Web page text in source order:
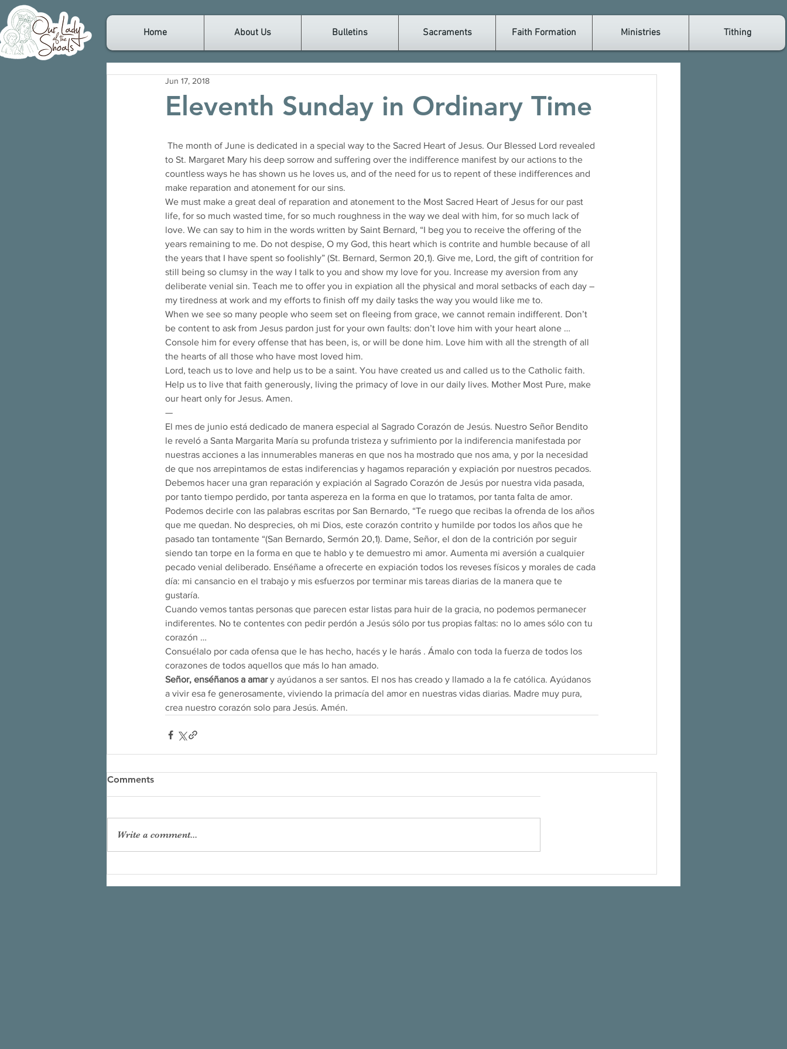
Home About Us Bulletins Sacraments Faith Formation Ministries Tithing
Eleventh Sunday in Ordinary Time
Jun 17, 2018
to St. Margaret Mary his deep sorrow and suffering over the indifference manifest by our actions to the
countless ways he has shown us he loves us, and of the need for us to repent of these indifferences and
make reparation and atonement for our sins.
We must make a great deal of reparation and atonement to the Most Sacred Heart of Jesus for our past
life, for so much wasted time, for so much roughness in the way we deal with him, for so much lack of
love. We can say to him in the words written by Saint Bernard, “I beg you to receive the offering of the
years remaining to me. Do not despise, O my God, this heart which is contrite and humble because of all
the years that I have spent so foolishly” (St. Bernard, Sermon 20,1). Give me, Lord, the gift of contrition for
still being so clumsy in the way I talk to you and show my love for you. Increase my aversion from any
deliberate venial sin. Teach me to offer you in expiation all the physical and moral setbacks of each day –
my tiredness at work and my efforts to finish off my daily tasks the way you would like me to.
When we see so many people who seem set on fleeing from grace, we cannot remain indifferent. Don’t
be content to ask from Jesus pardon just for your own faults: don’t love him with your heart alone …
Console him for every offense that has been, is, or will be done him. Love him with all the strength of all
the hearts of all those who have most loved him.
Lord, teach us to love and help us to be a saint. You have created us and called us to the Catholic faith.
Help us to live that faith generously, living the primacy of love in our daily lives. Mother Most Pure, make
our heart only for Jesus. Amen.
—
El mes de junio está dedicado de manera especial al Sagrado Corazón de Jesús. Nuestro Señor Bendito
le reveló a Santa Margarita María su profunda tristeza y sufrimiento por la indiferencia manifestada por
nuestras acciones a las innumerables maneras en que nos ha mostrado que nos ama, y ​​por la necesidad
de que nos arrepintamos de estas indiferencias y hagamos reparación y expiación por nuestros pecados.
Debemos hacer una gran reparación y expiación al Sagrado Corazón de Jesús por nuestra vida pasada,
por tanto tiempo perdido, por tanta aspereza en la forma en que lo tratamos, por tanta falta de amor.
Podemos decirle con las palabras escritas por San Bernardo, “Te ruego que recibas la ofrenda de los años
que me quedan. No desprecies, oh mi Dios, este corazón contrito y humilde por todos los años que he
pasado tan tontamente “(San Bernardo, Sermón 20,1). Dame, Señor, el don de la contrición por seguir
siendo tan torpe en la forma en que te hablo y te demuestro mi amor. Aumenta mi aversión a cualquier
pecado venial deliberado. Enséñame a ofrecerte en expiación todos los reveses físicos y morales de cada
día: mi cansancio en el trabajo y mis esfuerzos por terminar mis tareas diarias de la manera que te
gustaría.
Cuando vemos tantas personas que parecen estar listas para huir de la gracia, no podemos permanecer
indiferentes. No te contentes con pedir perdón a Jesús sólo por tus propias faltas: no lo ames sólo con tu
corazón …
Consuélalo por cada ofensa que le has hecho, hacés y le harás . Ámalo con toda la fuerza de todos los
corazones de todos aquellos que más lo han amado.
Señor, enséñanos a amar y ayúdanos a ser santos. El nos has creado y llamado a la fe católica. Ayúdanos
a vivir esa fe generosamente, viviendo la primacía del amor en nuestras vidas diarias. Madre muy pura,
crea nuestro corazón solo para Jesús. Amén.
Comments
Write a comment...